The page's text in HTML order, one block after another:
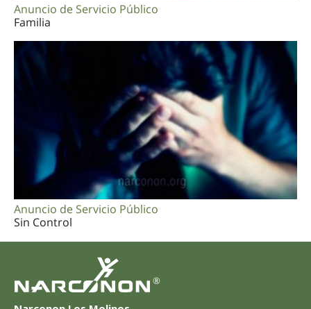
Anuncio de Servicio Público
Familia
Anuncio de Servicio Público
Sin Control
®